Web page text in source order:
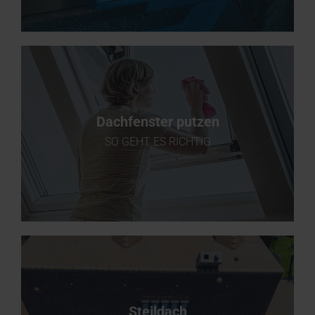
Dachfenster putzen
SO GEHT ES RICHTIG
Steildach